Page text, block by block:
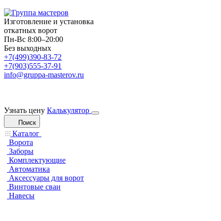
Изготовление и установка
откатных ворот
Пн-Вс 8:00–20:00
Без выходных
+7(499)390-83-72
+7(903)555-37-91
info@gruppa-masterov.ru
Узнать цену Калькулятор
Поиск
Каталог
Ворота
Заборы
Комплектующие
Автоматика
Аксессуары для ворот
Винтовые сваи
Навесы